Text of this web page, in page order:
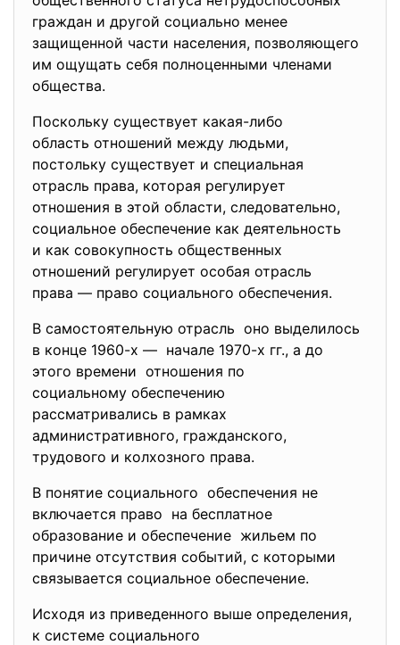
граждан и другой социально менее
защищенной части населения, позволяющего
им ощущать себя полноценными членами
общества.
Поскольку существует какая-либо
область отношений между людьми,
постольку существует и специальная
отрасль права, которая регулирует
отношения в этой области, следовательно,
социальное обеспечение как деятельность
и как совокупность общественных
отношений регулирует особая отрасль
права — право социального обеспечения.
В самостоятельную отрасль оно выделилось
в конце 1960-х — начале 1970-х гг., а до
этого времени отношения по
социальному обеспечению
рассматривались в рамках
административного, гражданского,
трудового и колхозного права.
В понятие социального обеспечения не
включается право на бесплатное
образование и обеспечение жильем по
причине отсутствия событий, с которыми
связывается социальное обеспечение.
Исходя из приведенного выше определения,
к системе социального